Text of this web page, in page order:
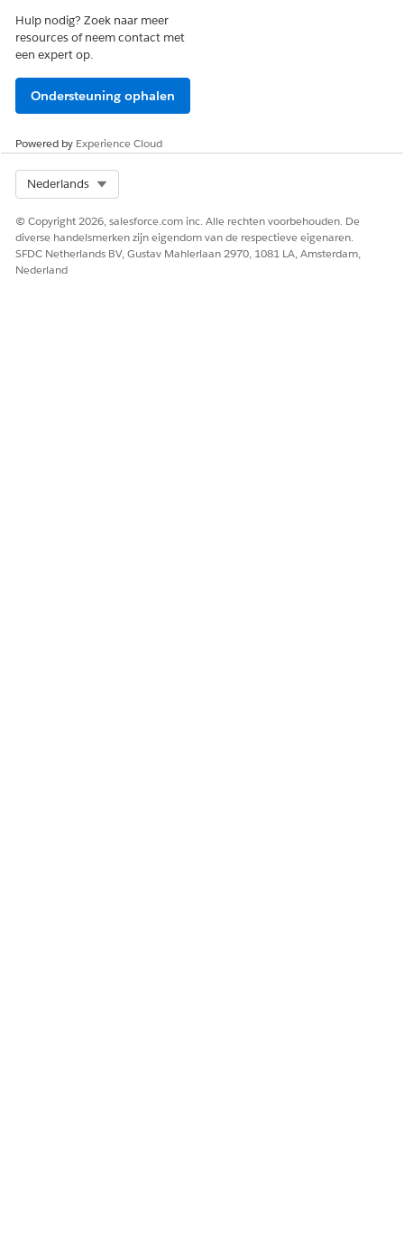
Hulp nodig? Zoek naar meer
resources of neem contact met
een expert op.
Ondersteuning ophalen
Powered by Experience Cloud
Nederlands
© Copyright 2026, salesforce.com inc. Alle rechten voorbehouden. De
diverse handelsmerken zijn eigendom van de respectieve eigenaren.
SFDC Netherlands BV, Gustav Mahlerlaan 2970, 1081 LA, Amsterdam,
Nederland